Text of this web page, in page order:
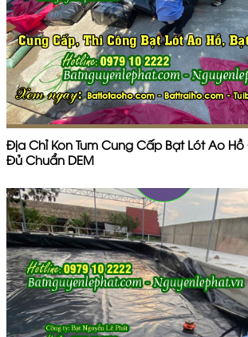
Địa Chỉ Kon Tum Cung Cấp Bạt Lót Ao
Đủ Chuẩn DEM